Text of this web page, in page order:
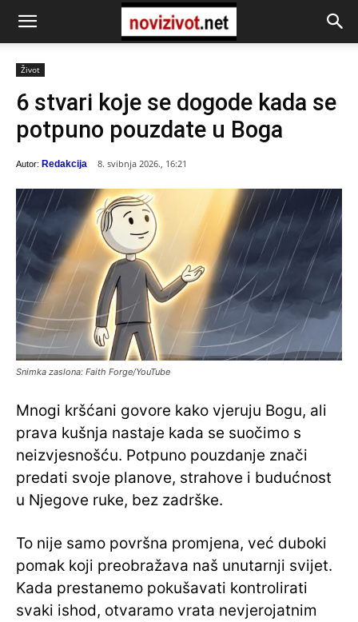
Život
6 stvari koje se dogode kada se
potpuno pouzdate u Boga
Autor: Redakcija 8. svibnja 2026., 16:21
Snimka zaslona: Faith Forge/YouTube
Mnogi kršćani govore kako vjeruju Bogu, ali
prava kušnja nastaje kada se suočimo s
neizvjesnošću. Potpuno pouzdanje znači
predati svoje planove, strahove i budućnost
u Njegove ruke, bez zadrške.
To nije samo površna promjena, već duboki
pomak koji preobražava naš unutarnji svijet.
Kada prestanemo pokušavati kontrolirati
svaki ishod, otvaramo vrata nevjerojatnim